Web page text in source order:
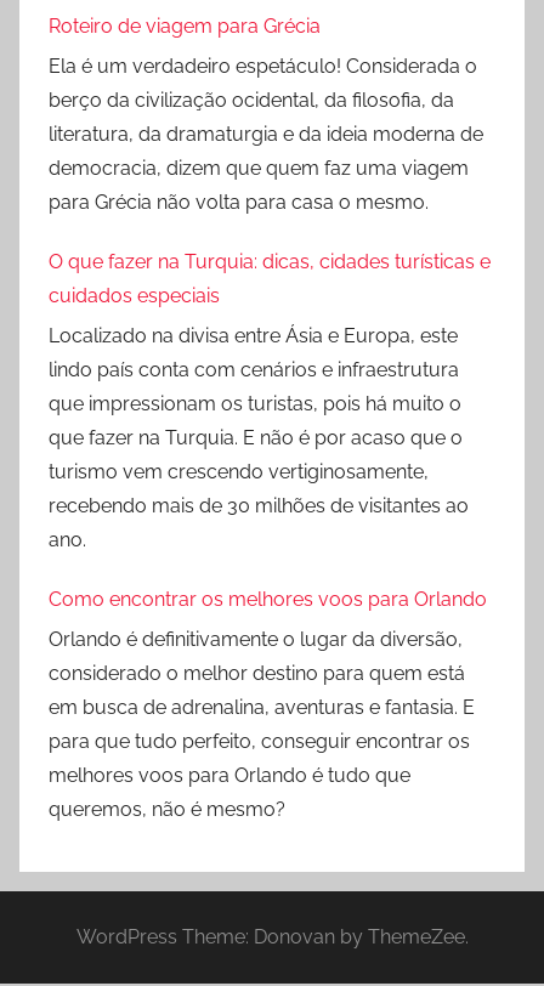
Roteiro de viagem para Grécia
Ela é um verdadeiro espetáculo! Considerada o
berço da civilização ocidental, da filosofia, da
literatura, da dramaturgia e da ideia moderna de
democracia, dizem que quem faz uma viagem
para Grécia não volta para casa o mesmo.
O que fazer na Turquia: dicas, cidades turísticas e
cuidados especiais
Localizado na divisa entre Ásia e Europa, este
lindo país conta com cenários e infraestrutura
que impressionam os turistas, pois há muito o
que fazer na Turquia. E não é por acaso que o
turismo vem crescendo vertiginosamente,
recebendo mais de 30 milhões de visitantes ao
ano.
Como encontrar os melhores voos para Orlando
Orlando é definitivamente o lugar da diversão,
considerado o melhor destino para quem está
em busca de adrenalina, aventuras e fantasia. E
para que tudo perfeito, conseguir encontrar os
melhores voos para Orlando é tudo que
queremos, não é mesmo?
WordPress Theme: Donovan by ThemeZee.